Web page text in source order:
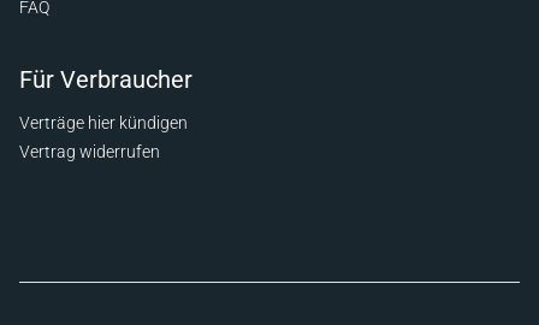
FAQ
Für Verbraucher
Verträge hier kündigen
Vertrag widerrufen